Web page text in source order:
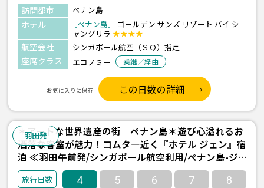
訪問都市 ペナン島
ホテル ［ペナン島］
ゴールデン サンズ リゾート バイ シ
ャングリラ ★★★★
航空会社 シンガポール航空（ＳＱ）指定
座席クラス エコノミー 乗継／経由
お気に入りに保存 この日数の詳細
羽田発
＊アートな世界遺産の街 ペナン島＊遊び心溢れるお
洒落な客室が魅力！コムタ―近く『ホテル ジェン』宿
泊 ≪羽田午前発/シンガポール航空利用/ペナン島-ジ
ョージタウン- 2泊4日間≫
4 5 6 7 8